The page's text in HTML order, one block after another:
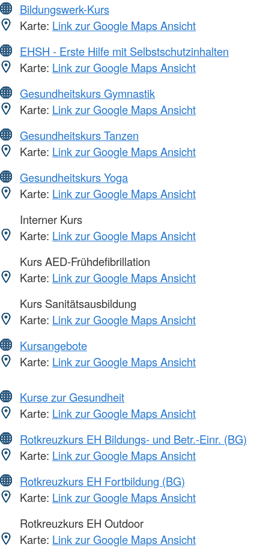
Bildungswerk-Kurs
Karte: Link zur Google Maps Ansicht
EHSH - Erste Hilfe mit Selbstschutzinhalten
Karte: Link zur Google Maps Ansicht
Gesundheitskurs Gymnastik
Karte: Link zur Google Maps Ansicht
Gesundheitskurs Tanzen
Karte: Link zur Google Maps Ansicht
Gesundheitskurs Yoga
Karte: Link zur Google Maps Ansicht
Interner Kurs
Karte: Link zur Google Maps Ansicht
Kurs AED-Frühdefibrillation
Karte: Link zur Google Maps Ansicht
Kurs Sanitätsausbildung
Karte: Link zur Google Maps Ansicht
Kursangebote
Karte: Link zur Google Maps Ansicht
Kurse zur Gesundheit
Karte: Link zur Google Maps Ansicht
Rotkreuzkurs EH Bildungs- und Betr.-Einr. (BG)
Karte: Link zur Google Maps Ansicht
Rotkreuzkurs EH Fortbildung (BG)
Karte: Link zur Google Maps Ansicht
Rotkreuzkurs EH Outdoor
Karte: Link zur Google Maps Ansicht